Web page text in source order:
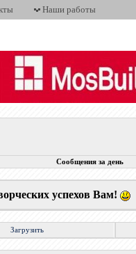
Наши работы
Сообщения за день
успехов Вам!
Загрузить